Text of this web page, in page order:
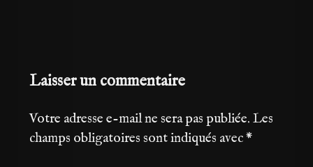
Laisser un commentaire
Votre adresse e-mail ne sera pas publiée. Les
champs obligatoires sont indiqués avec*